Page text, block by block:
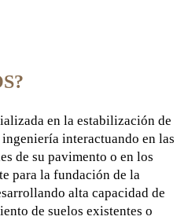
en la estabilización de
interactuando en las
de su pavimento o en los
para la fundación de la
alta capacidad de
de suelos existentes o